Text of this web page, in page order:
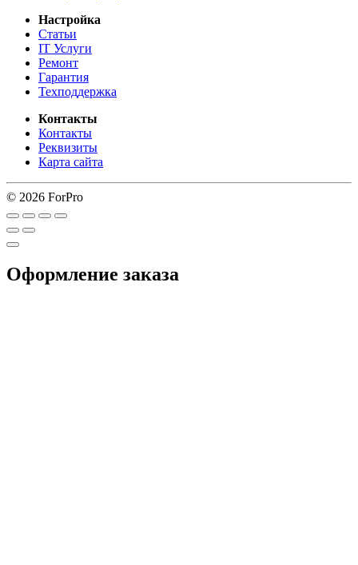
Настройка
Статьи
IT Услуги
Ремонт
Гарантия
Техподдержка
Контакты
Контакты
Реквизиты
Карта сайта
© 2026 ForPro
Оформление заказа